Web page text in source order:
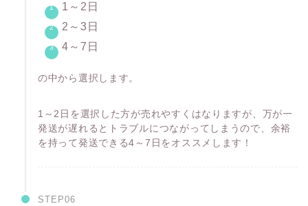
1～2日
2～3日
4～7日
の中から選択します。
1～2日を選択した方が売れやすくはなりますが、万が一
発送が遅れるとトラブルにつながってしまうので、余裕
を持って発送できる4～7日をオススメします！
STEP06